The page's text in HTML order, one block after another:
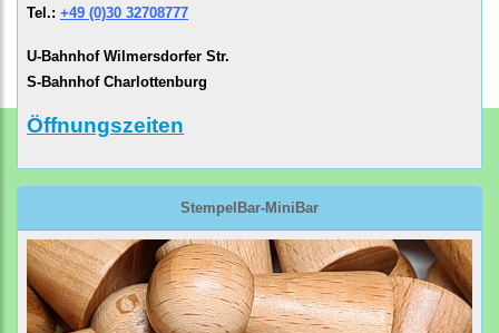
Tel.: +49 (0)30 32708777
U-Bahnhof Wilmersdorfer Str.
S-Bahnhof Charlottenburg
Öffnungszeiten
StempelBar-MiniBar